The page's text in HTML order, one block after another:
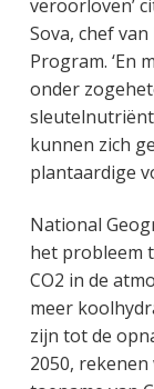
veroorloven’
Sova, chef
Program. ‘En
onder
kunnen zich
plantaardige
National
het probleem
CO2 in de
meer
zijn tot de
2050,